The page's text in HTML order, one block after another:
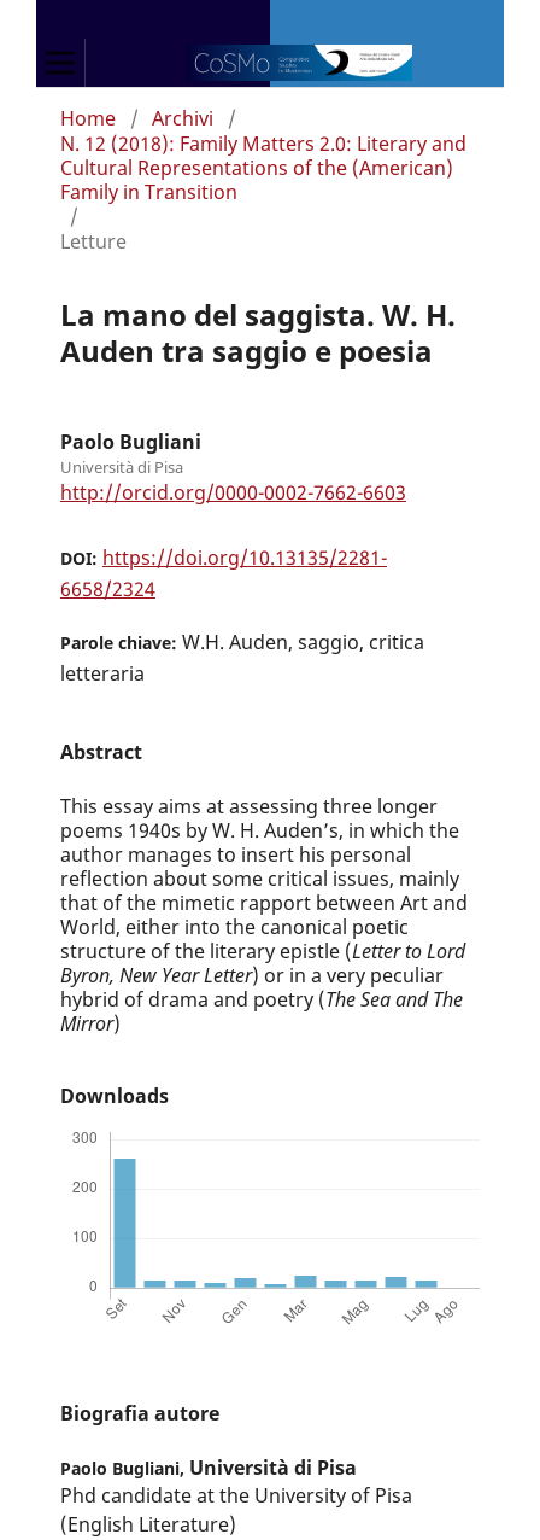
Home / Archivi
/
N. 12 (2018): Family Matters 2.0: Literary and
Cultural Representations of the (American)
Family in Transition
/
Letture
La mano del saggista. W. H.
Auden tra saggio e poesia
Paolo Bugliani
Università di Pisa
http://orcid.org/0000-0002-7662-6603
DOI: https://doi.org/10.13135/2281-
6658/2324
Parole chiave: W.H. Auden, saggio, critica
letteraria
Abstract
This essay aims at assessing three longer
poems 1940s by W. H. Auden’s, in which the
author manages to insert his personal
reflection about some critical issues, mainly
that of the mimetic rapport between Art and
World, either into the canonical poetic
structure of the literary epistle (Letter to Lord
Byron, New Year Letter) or in a very peculiar
hybrid of drama and poetry (The Sea and The
Mirror)
Downloads
Biografia autore
Paolo Bugliani, Università di Pisa
Phd candidate at the University of Pisa
(English Literature)